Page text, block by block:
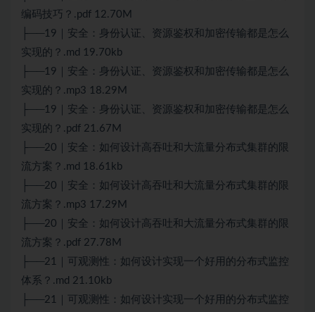
编码技巧？.pdf 12.70M
├──19｜安全：身份认证、资源鉴权和加密传输都是怎么
实现的？.md 19.70kb
├──19｜安全：身份认证、资源鉴权和加密传输都是怎么
实现的？.mp3 18.29M
├──19｜安全：身份认证、资源鉴权和加密传输都是怎么
实现的？.pdf 21.67M
├──20｜安全：如何设计高吞吐和大流量分布式集群的限
流方案？.md 18.61kb
├──20｜安全：如何设计高吞吐和大流量分布式集群的限
流方案？.mp3 17.29M
├──20｜安全：如何设计高吞吐和大流量分布式集群的限
流方案？.pdf 27.78M
├──21｜可观测性：如何设计实现一个好用的分布式监控
体系？.md 21.10kb
├──21｜可观测性：如何设计实现一个好用的分布式监控